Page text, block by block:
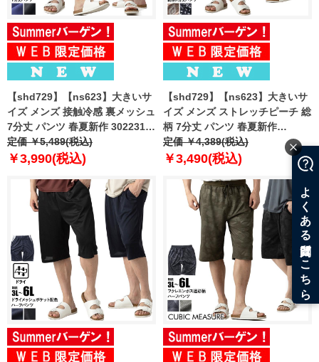
【shd729】【ns623】大きいサ
イズ メンズ 接触冷感 裏メッシュ
7分丈 パンツ 春夏新作 302231az
【fre】
定価 ￥5,489(税込)
￥3,990(税込)
【shd729】【ns623】大きいサ
イズ メンズ ストレッチピーチ 総
柄 7分丈 パンツ 春夏新作
302249az 【fre】
定価 ￥4,389(税込)
￥3,490(税込)